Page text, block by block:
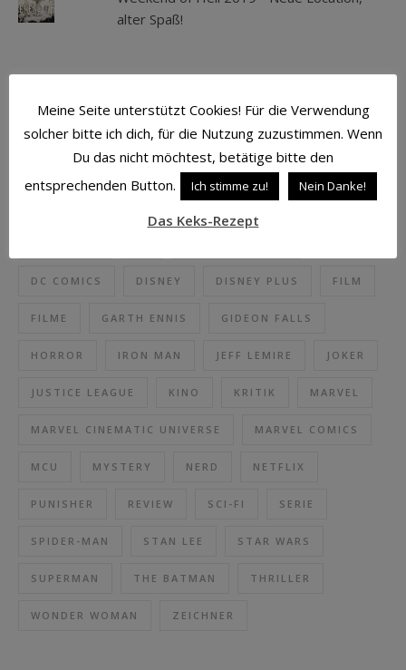
alter Spaß!
ACTION ATMOSPHÄRE AVENGERS
CAPTAIN AMERICA
DC COMICS DISNEY DISNEY PLUS FILM
FILME GARTH ENNIS GIDEON FALLS
HORROR IRON MAN JEFF LEMIRE JOKER
JUSTICE LEAGUE KINO KRITIK MARVEL
MARVEL CINEMATIC UNIVERSE MARVEL COMICS
MCU MYSTERY NERD NETFLIX
PUNISHER REVIEW SCI-FI SERIE
SPIDER-MAN STAN LEE STAR WARS
SUPERMAN THE BATMAN THRILLER
WONDER WOMAN ZEICHNER
Meine Seite unterstützt Cookies! Für die Verwendung
solcher bitte ich dich, für die Nutzung zuzustimmen. Wenn
Du das nicht möchtest, betätige bitte den
entsprechenden Button.
Ich stimme zu! Nein Danke!
Das Keks-Rezept